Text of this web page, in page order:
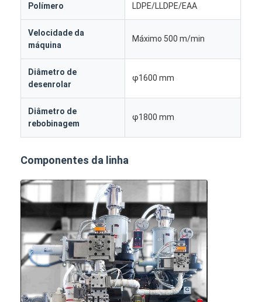
Polímero LDPE/LLDPE/EAA
Velocidade da
máquina
Máximo 500 m/min
Diâmetro de
desenrolar
φ1600 mm
Diâmetro de
rebobinagem
φ1800 mm
Componentes da linha